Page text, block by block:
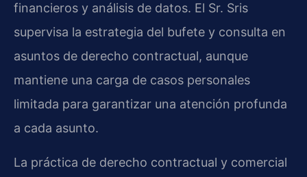
financieros y análisis de datos. El Sr. Sris
supervisa la estrategia del bufete y consulta en
asuntos de derecho contractual, aunque
mantiene una carga de casos personales
limitada para garantizar una atención profunda
a cada asunto.
La práctica de derecho contractual y comercial